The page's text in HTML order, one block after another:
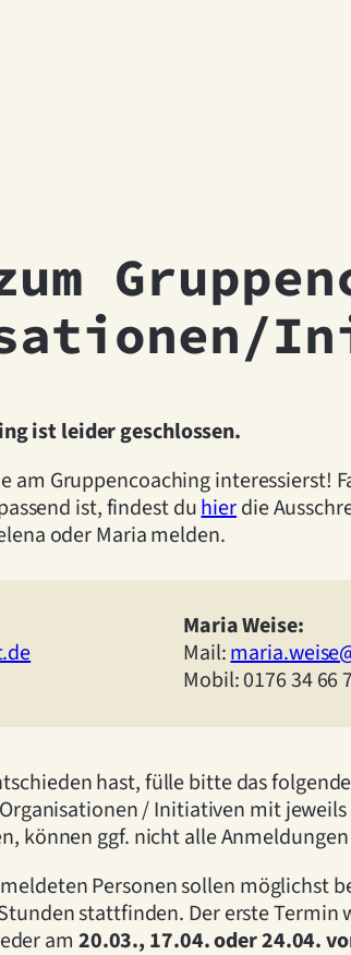
ist leider geschlossen.
am Gruppencoaching interessierst!
ist, findest duhierdie
oder Maria melden.
Maria Weise:
Mail:
Mobil: 0176 34 66
hast, fülle bitte das
/ Initiativen mit
können ggf. nicht alle
Personen sollen möglichst
stattfinden. Der erste Termin
am 20.03., 17.04. oder 24.04.